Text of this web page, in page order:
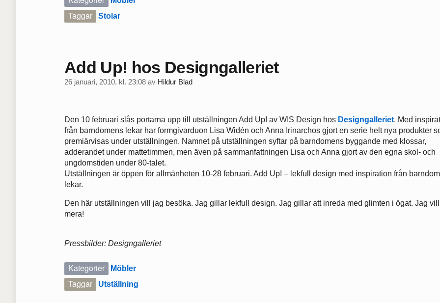
Taggar Stolar
Add Up! hos Designgalleriet
26 januari, 2010, kl. 23:08 av Hildur Blad
Den 10 februari slås portarna upp till utställningen Add Up! av WIS Design hos Designgalleriet. Med
från barndomens lekar har formgivarduon Lisa Widén och Anna Irinarchos gjort en serie helt nya produkter
premiärvisas under utställningen. Namnet på utställningen syftar på barndomens byggande med klossar,
adderandet under mattetimmen, men även på sammanfattningen Lisa och Anna gjort av den egna skol- och
ungdomstiden under 80-talet.
Utställningen är öppen för allmänheten 10-28 februari. Add Up! – lekfull design med inspiration från
lekar.
Den här utställningen vill jag besöka. Jag gillar lekfull design. Jag gillar att inreda med glimten i ögat. Jag
mera!
Pressbilder: Designgalleriet
Kategorier Möbler
Taggar Utställning